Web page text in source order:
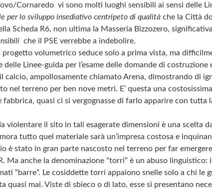
Cornaredo vi sono molti luoghi sensibili ai sensi delle
per lo sviluppo insediativo centripeto di qualità che la Città
Scheda R6, non ultima la Masseria Bizzozero,
che il PSE verrebbe a indebolire.
volumetrico seduce solo a prima vista, ma
Linee-guida per l’esame delle domande di
ampollosamente chiamato Arena, dimostrando di
nel terreno per ben nove metri. E’ questa una
fabbrica, quasi ci si vergognasse di farlo apparire con tutta
violentare il sito in tali esagerate dimensioni è una scelta
tutto quel materiale sarà un’impresa costosa e
è stato in gran parte nascosto nel terreno per far
Ma anche la denominazione “torri” è un abuso
“barre”. Le cosiddette torri appaiono snelle solo a chi le
quasi mai. Viste di sbieco o di lato, esse si presentano